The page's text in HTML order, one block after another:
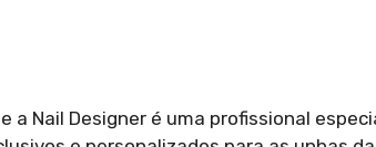
a Nail Designer é uma profissional